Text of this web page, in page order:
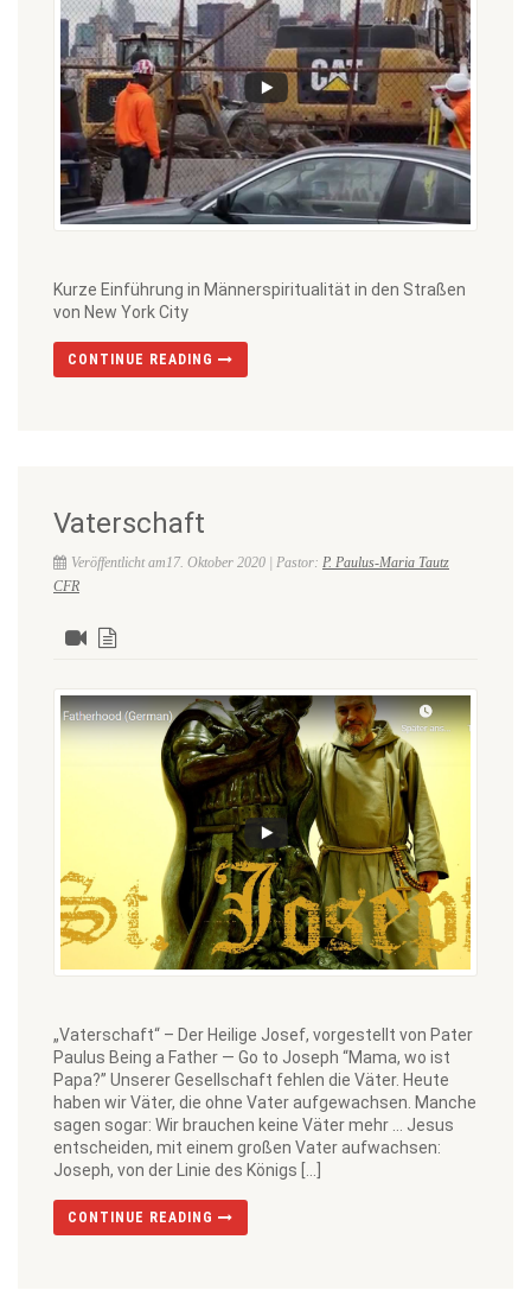
Kurze Einführung in Männerspiritualität in den Straßen
von New York City
CONTINUE READING
Vaterschaft
Veröffentlicht am17. Oktober 2020 | Pastor: P. Paulus-Maria Tautz
CFR
„Vaterschaft“ – Der Heilige Josef, vorgestellt von Pater
Paulus Being a Father — Go to Joseph “Mama, wo ist
Papa?” Unserer Gesellschaft fehlen die Väter. Heute
haben wir Väter, die ohne Vater aufgewachsen. Manche
sagen sogar: Wir brauchen keine Väter mehr … Jesus
entscheiden, mit einem großen Vater aufwachsen:
Joseph, von der Linie des Königs […]
CONTINUE READING